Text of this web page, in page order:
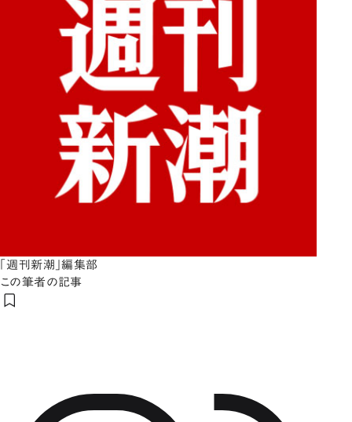
「週刊新潮」編集部
この筆者の記事